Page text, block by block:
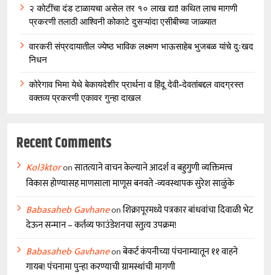
२ कोटींचा दंड टाळायचा असेल तर १० लाख द्या! कथित लाच मागणी
प्रकरणी तलाठी आश्विनी कोकाटे दुसऱ्यांदा एसीबीच्या जाळ्यात
वारकरी संप्रदायातील ज्येष्ठ भाविक लक्ष्मण भाऊसाहेब भुजबळ यांचे दुःखद
निधन
कोरेगाव भिमा येथे बेकायदेशीर प्रार्थना व हिंदू देवी-देवतांबद्दल वादग्रस्त
वक्तव्य प्रकरणी एकावर गुन्हा दाखल
Recent Comments
Kol3ktoronसातत्याने वाचन केल्याने आदर्श व बहुगुणी व्यक्तिमत्त्व
विकास होण्यासह माणसाला माणूस बनवते -व्यवस्थापक सुरेश साळुंके
Babasaheb Gavhaneonशिक्रापूरमध्ये पत्रकार बांधवांचा दिवाळी भेट
देऊन सन्मान – कर्तव्य फाउंडेशनचा स्तुत्य उपक्रम!
Babasaheb Gavhaneonबेकर्ट कंपनीच्या पंचनाम्यातून ११ वाहने
गायब! पंचनामा पुन्हा करण्याची ग्रामस्थांची मागणी